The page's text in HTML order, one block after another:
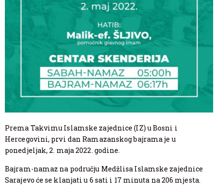
Prema Takvimu Islamske zajednice (IZ) u Bosni i
Hercegovini, prvi dan Ramazanskog bajrama je u
ponedjeljak, 2. maja 2022. godine.
Bajram-namaz na području Medžlisa Islamske zajednice
Sarajevo će se klanjati u 6 sati i 17 minuta na 206 mjesta.